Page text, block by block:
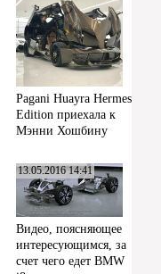
Pagani Huayra Hermes
Edition приехала к
Мэнни Хошбину
13.05.2016 14:41
Видео, поясняющее
интересующимся, за
счет чего едет BMW